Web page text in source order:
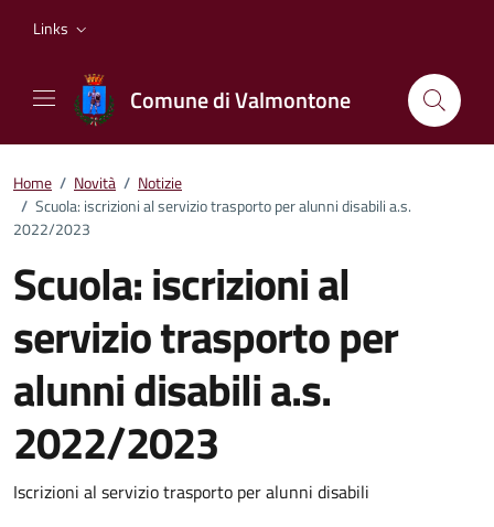
Links
Comune di Valmontone
Home / Novità / Notizie
/ Scuola: iscrizioni al servizio trasporto per alunni disabili a.s.
2022/2023
Scuola: iscrizioni al
servizio trasporto per
alunni disabili a.s.
2022/2023
Dettagli della notizia
Iscrizioni al servizio trasporto per alunni disabili